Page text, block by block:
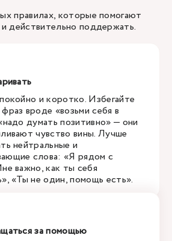
правилах, которые помогают
действительно поддержать.
и коротко. Избегайте
вроде «возьми себя в
думать позитивно» — они
чувство вины. Лучше
нейтральные и
слова: «Я рядом с
важно, как ты себя
«Ты не один, помощь есть».
за помощью